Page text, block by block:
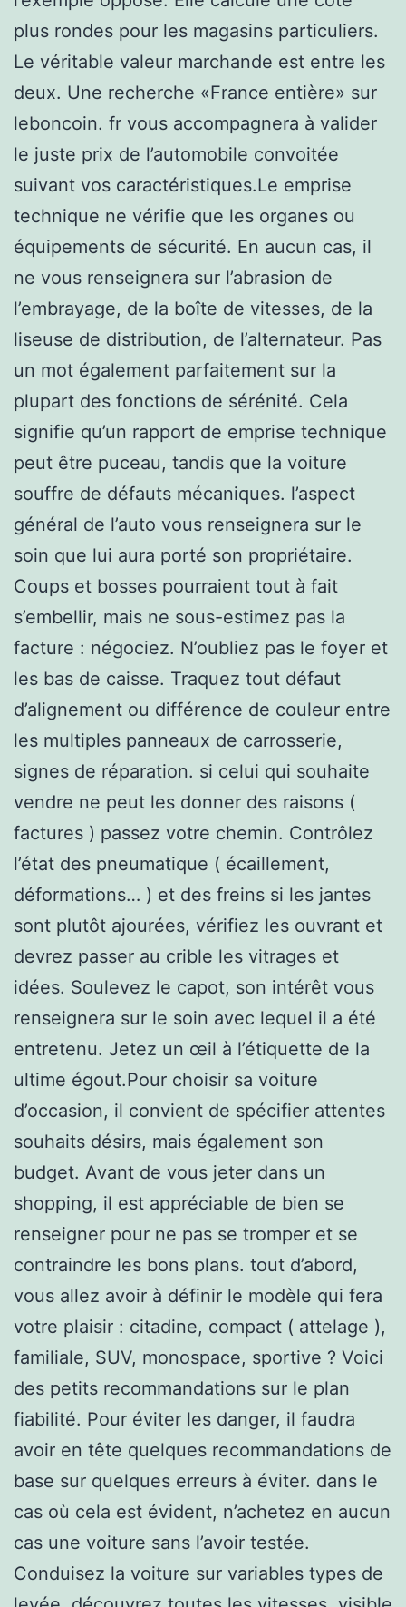
plus rondes pour les magasins particuliers.
Le véritable valeur marchande est entre les
deux. Une recherche «France entière» sur
leboncoin. fr vous accompagnera à valider
le juste prix de l’automobile convoitée
suivant vos caractéristiques.Le emprise
technique ne vérifie que les organes ou
équipements de sécurité. En aucun cas, il
ne vous renseignera sur l’abrasion de
l’embrayage, de la boîte de vitesses, de la
liseuse de distribution, de l’alternateur. Pas
un mot également parfaitement sur la
plupart des fonctions de sérénité. Cela
signifie qu’un rapport de emprise technique
peut être puceau, tandis que la voiture
souffre de défauts mécaniques. l’aspect
général de l’auto vous renseignera sur le
soin que lui aura porté son propriétaire.
Coups et bosses pourraient tout à fait
s’embellir, mais ne sous-estimez pas la
facture : négociez. N’oubliez pas le foyer et
les bas de caisse. Traquez tout défaut
d’alignement ou différence de couleur entre
les multiples panneaux de carrosserie,
signes de réparation. si celui qui souhaite
vendre ne peut les donner des raisons (
factures ) passez votre chemin. Contrôlez
l’état des pneumatique ( écaillement,
déformations… ) et des freins si les jantes
sont plutôt ajourées, vérifiez les ouvrant et
devrez passer au crible les vitrages et
idées. Soulevez le capot, son intérêt vous
renseignera sur le soin avec lequel il a été
entretenu. Jetez un œil à l’étiquette de la
ultime égout.Pour choisir sa voiture
d’occasion, il convient de spécifier attentes
souhaits désirs, mais également son
budget. Avant de vous jeter dans un
shopping, il est appréciable de bien se
renseigner pour ne pas se tromper et se
contraindre les bons plans. tout d’abord,
vous allez avoir à définir le modèle qui fera
votre plaisir : citadine, compact ( attelage ),
familiale, SUV, monospace, sportive ? Voici
des petits recommandations sur le plan
fiabilité. Pour éviter les danger, il faudra
avoir en tête quelques recommandations de
base sur quelques erreurs à éviter. dans le
cas où cela est évident, n’achetez en aucun
cas une voiture sans l’avoir testée.
Conduisez la voiture sur variables types de